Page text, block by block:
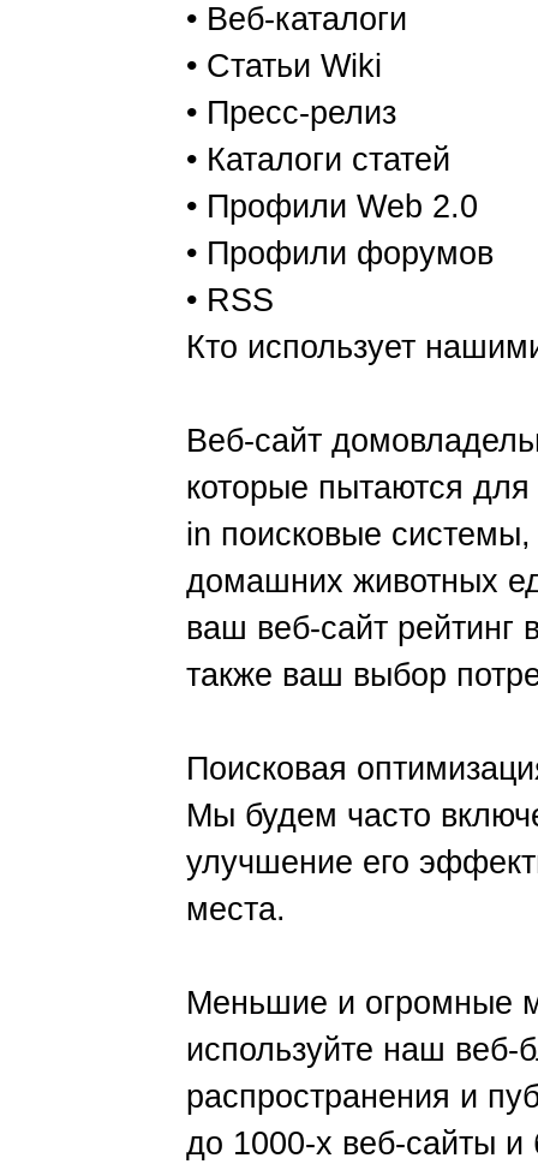
• Веб-каталоги
• Статьи Wiki
• Пресс-релиз
• Каталоги статей
• Профили Web 2.0
• Профили форумов
• RSS
Кто использует
Веб-сайт
которые пытаются
in поисковые
домашних животных
ваш веб-сайт рейтинг
также ваш выбор
Поисковая
Мы будем часто
улучшение его
места.
Меньшие и огромные
используйте наш веб-
распространения и
до 1000-х веб-сайты и